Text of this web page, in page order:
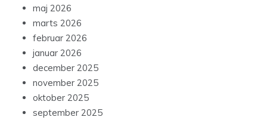
maj 2026
marts 2026
februar 2026
januar 2026
december 2025
november 2025
oktober 2025
september 2025